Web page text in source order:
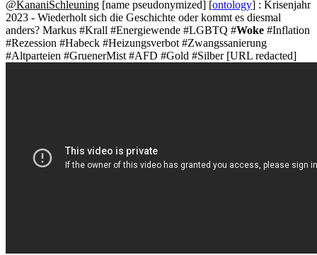
@KananiSchleuning [name pseudonymized] [ontology] : Krisenjahr
2023 - Wiederholt sich die Geschichte oder kommt es diesmal
anders? Markus #Krall #Energiewende #LGBTQ #Woke #Inflation
#Rezession #Habeck #Heizungsverbot #Zwangssanierung
#Altparteien #GruenerMist #AFD #Gold #Silber [URL redacted]